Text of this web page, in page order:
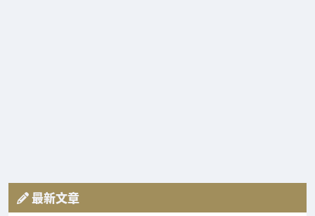
最新文章